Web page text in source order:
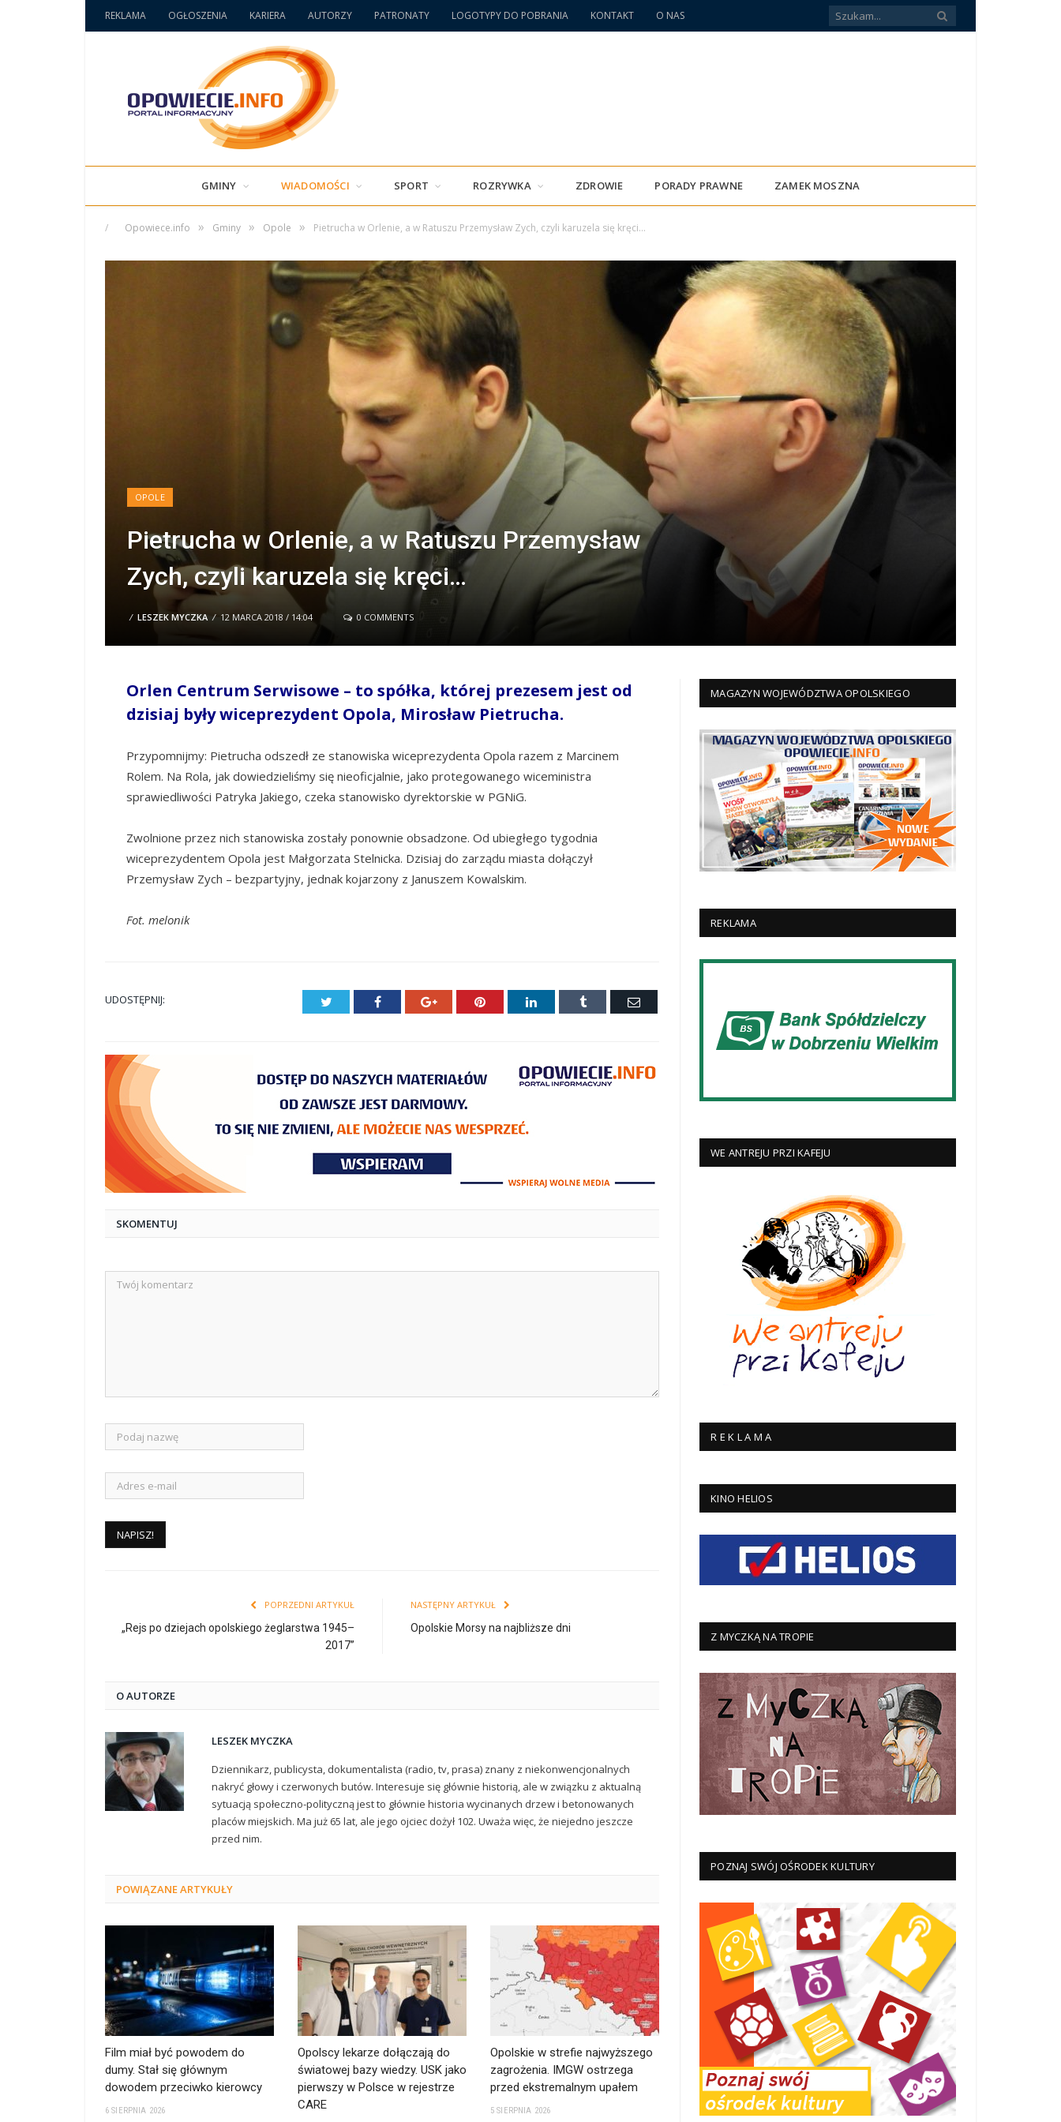
REKLAMA OGŁOSZENIA KARIERA AUTORZY PATRONATY LOGOTYPY DO POBRANIA KONTAKT O NAS
GMINY WIADOMOŚCI SPORT ROZRYWKA ZDROWIE PORADY PRAWNE ZAMEK MOSZNA
/ Opowiece.info » Gminy » Opole » Pietrucha w Orlenie, a w Ratuszu Przemysław Zych, czyli karuzela się kręci…
OPOLE
Pietrucha w Orlenie, a w Ratuszu Przemysław
Zych, czyli karuzela się kręci…
/ LESZEK MYCZKA / 12 MARCA 2018 / 14:04 0 COMMENTS
Orlen Centrum Serwisowe – to spółka, której prezesem jest od
dzisiaj były wiceprezydent Opola, Mirosław Pietrucha.
Przypomnijmy: Pietrucha odszedł ze stanowiska wiceprezydenta Opola razem z Marcinem
Rolem. Na Rola, jak dowiedzieliśmy się nieoficjalnie, jako protegowanego wiceministra
sprawiedliwości Patryka Jakiego, czeka stanowisko dyrektorskie w PGNiG.
Zwolnione przez nich stanowiska zostały ponownie obsadzone. Od ubiegłego tygodnia
wiceprezydentem Opola jest Małgorzata Stelnicka. Dzisiaj do zarządu miasta dołączył
Przemysław Zych – bezpartyjny, jednak kojarzony z Januszem Kowalskim.
Fot. melonik
UDOSTĘPNIJ: Twitter Facebook Google+ Pinterest LinkedIn Tumblr
E-
SKOMENTUJ
POPRZEDNI ARTYKUŁ
„Rejs po dziejach opolskiego żeglarstwa 1945–
2017”
NASTĘPNY ARTYKUŁ
Opolskie Morsy na najbliższe dni
O AUTORZE
LESZEK MYCZKA
Dziennikarz, publicysta, dokumentalista (radio, tv, prasa) znany z niekonwencjonalnych
nakryć głowy i czerwonych butów. Interesuje się głównie historią, ale w związku z aktualną
sytuacją społeczno-polityczną jest to głównie historia wycinanych drzew i betonowanych
placów miejskich. Ma już 65 lat, ale jego ojciec dożył 102. Uważa więc, że niejedno jeszcze
przed nim.
POWIĄZANEARTYKUŁY
Film miał być powodem do
dumy. Stał się głównym
dowodem przeciwko kierowcy
6 SIERPNIA 2026
Opolscy lekarze dołączają do
światowej bazy wiedzy. USK jako
pierwszy w Polsce w rejestrze
CARE
Opolskie w strefie najwyższego
zagrożenia. IMGW ostrzega
przed ekstremalnym upałem
5 SIERPNIA 2026
MAGAZYN WOJEWÓDZTWA OPOLSKIEGO
REKLAMA
WE ANTREJU PRZI KAFEJU
R E K L A M A
KINO HELIOS
Z MYCZKĄ NA TROPIE
POZNAJ SWÓJ OŚRODEK KULTURY